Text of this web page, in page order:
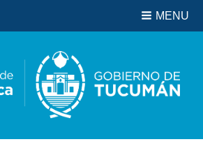
Biblioteca
MENU